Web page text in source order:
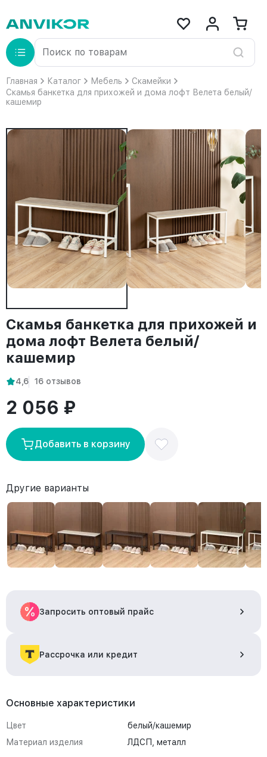
Главная Каталог Мебель
Скамейки
Скамья банкетка для прихожей и дома лофт Велета белый/
кашемир
Скамья банкетка для прихожей и
дома лофт Велета белый/
кашемир
4,6 16 отзывов
2 056 ₽
Добавить в корзину
Другие варианты
Запросить оптовый прайс
Рассрочка или кредит
Основные характеристики
Цвет
белый/кашемир
Материал изделия
ЛДСП, металл